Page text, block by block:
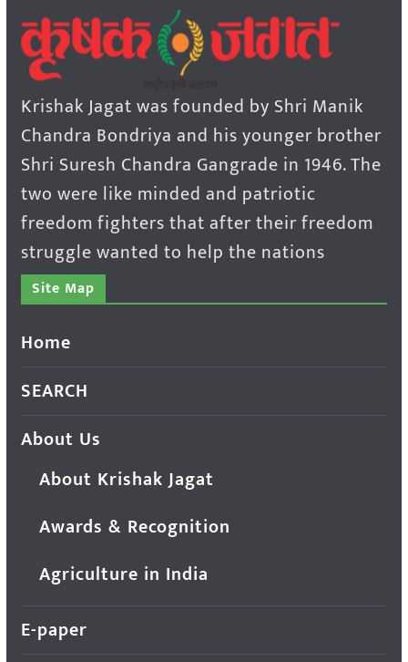
Krishak Jagat was founded by Shri Manik
Chandra Bondriya and his younger brother
Shri Suresh Chandra Gangrade in 1946. The
two were like minded and patriotic
freedom fighters that after their freedom
struggle wanted to help the nations
Site Map
Home
SEARCH
About Us
About Krishak Jagat
Awards & Recognition
Agriculture in India
E-paper